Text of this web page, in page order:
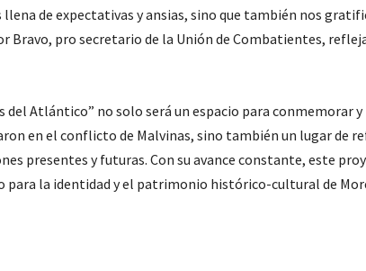
llena de expectativas y ansias, sino que también nos
Bravo, pro secretario de la Unión de Combatientes,
del Atlántico” no solo será un espacio para conmemorar
en el conflicto de Malvinas, sino también un lugar de
presentes y futuras. Con su avance constante, este
la identidad y el patrimonio histórico-cultural de